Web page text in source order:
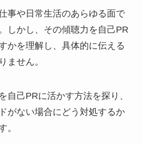
事や日常生活のあらゆる面で
しかし、その傾聴力を自己PR
かを理解し、具体的に伝える
ません。
自己PRに活かす方法を探り、
がない場合にどう対処するか
。